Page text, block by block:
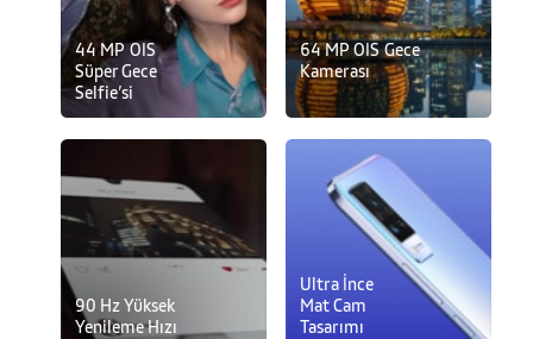
44 MP OIS
Süper Gece
Selfie’si
64 MP OIS Gece
Kamerası
90 Hz Yüksek
Yenileme Hızı
Ultra İnce
Mat Cam
Tasarımı